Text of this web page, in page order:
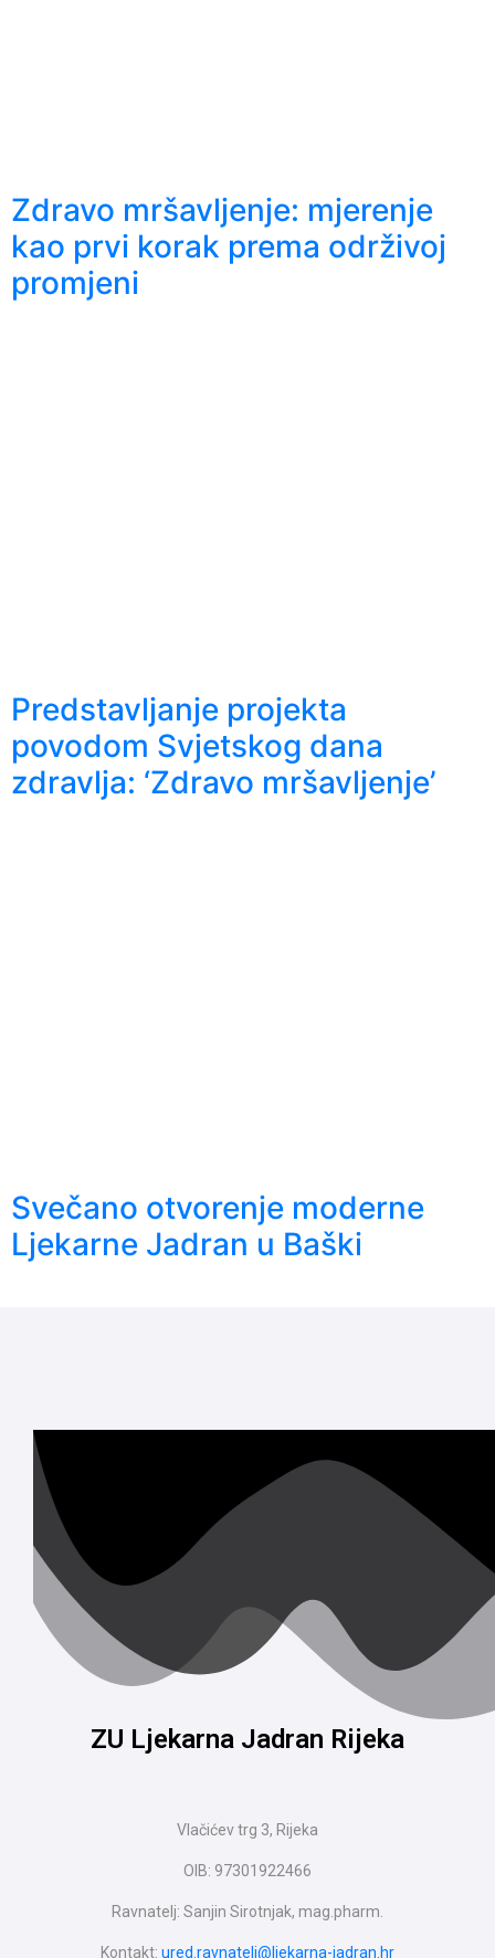
Zdravo mršavljenje: mjerenje
kao prvi korak prema održivoj
promjeni
Predstavljanje projekta
povodom Svjetskog dana
zdravlja: ‘Zdravo mršavljenje’
Svečano otvorenje moderne
Ljekarne Jadran u Baški
ZU Ljekarna Jadran Rijeka
Vlačićev trg 3, Rijeka
OIB: 97301922466
Ravnatelj: Sanjin Sirotnjak, mag.pharm.
Kontakt: ured.ravnatelj@ljekarna-jadran.hr